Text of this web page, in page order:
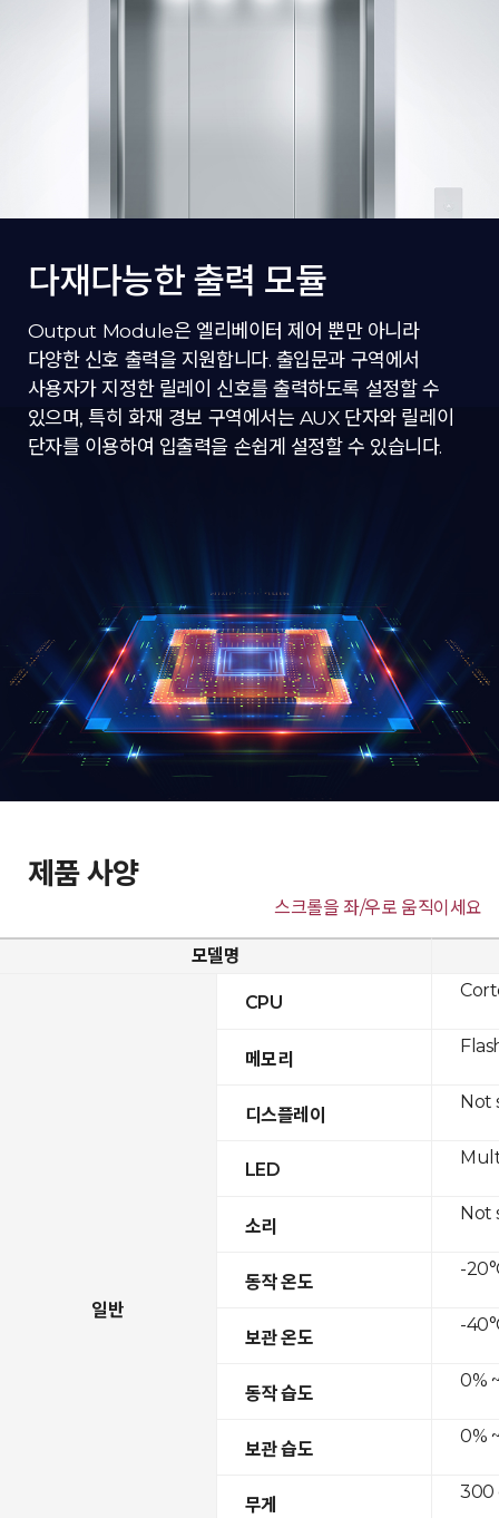
다재다능한 출력 모듈
Output Module은 엘리베이터 제어 뿐만 아니라
다양한 신호 출력을 지원합니다. 출입문과 구역에서
사용자가 지정한 릴레이 신호를 출력하도록 설정할 수
있으며, 특히 화재 경보 구역에서는 AUX 단자와 릴레이
단자를 이용하여 입출력을 손쉽게 설정할 수 있습니다.
제품 사양
스크롤을 좌/우로 움직이세요
모델명
일반
CPU
메모리
디스플레이
LED
소리
동작 온도
보관 온도
동작 습도
보관 습도
무게
Not
Not
-
-
0%
0%
300